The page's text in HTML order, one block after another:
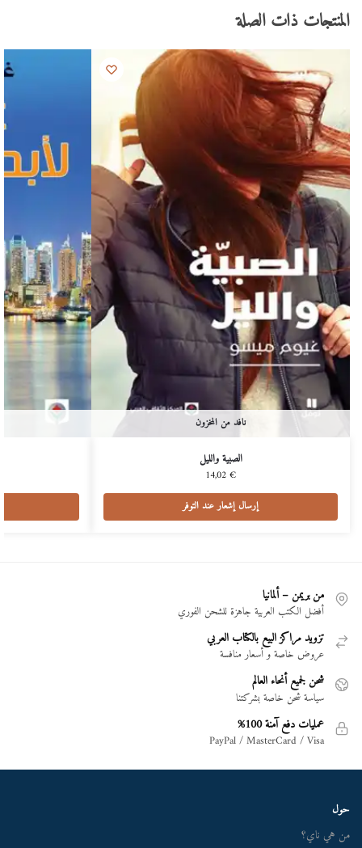
المنتجات ذات الصلة
نافد من المخزون
الصبية والليل
14,02€
إرسال إشعار عند التوفر
من بريمن – ألمانيا
أفضل الكتب العربية جاهزة للشحن الفوري
تزويد مراكز البيع بالكتاب العربي
عروض خاصة و أسعار منافسة
شحن لجميع أنحاء العالم
سياسة شحن خاصة بشركتنا
عمليات دفع آمنة 100%
PayPal / MasterCard / Visa
حول
من هي ناي؟